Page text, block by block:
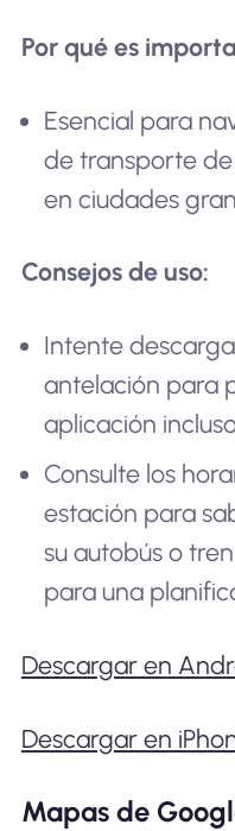
Por qué es
Esencial para
de transporte
en ciudades
Consejos de uso:
Intente
antelación para
aplicación
Consulte los
estación para
su autobús o
para una
Descargar en
Descargar en
Mapas de